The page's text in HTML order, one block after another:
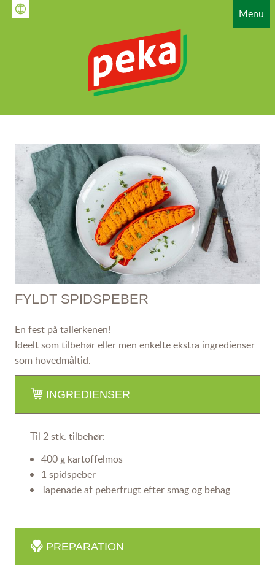
Menu
HAUPTNAVIGATION
FYLDT SPIDSPEBER
En fest på tallerkenen!
Ideelt som tilbehør eller men enkelte ekstra ingredienser
som hovedmåltid.
INGREDIENSER
Til 2 stk. tilbehør:
400 g kartoffelmos
1 spidspeber
Tapenade af peberfrugt efter smag og behag
PREPARATION